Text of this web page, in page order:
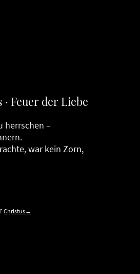
Feuer der Liebe
herrschen –
war kein Zorn,
Christus→